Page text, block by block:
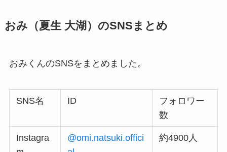
おみ（夏生 大湖）のSNSまとめ
おみくんのSNSをまとめました。
SNS名 ID
フォロワー
数
Instagra
@omi.natsuki.offici
約4900人